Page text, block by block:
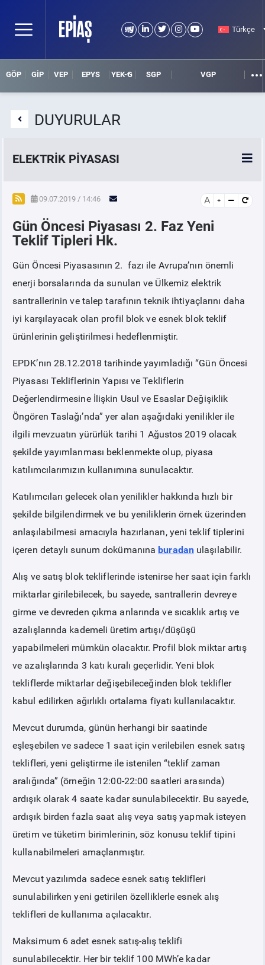
Türkçe
GÖP GİP VEP EPYS YEK-G SGP VGP
DUYURULAR
ELEKTRİK PİYASASI
SPOT ELEKTRİK PİYASALARI
ÖRNEK FİNANS BELGELERİ
VADELİ ELEKTRİK PİYASASI
PİYASAKAYIT SÜRECİ
SERBEST TÜKETİCİ
MALİ UZLAŞTIRMA
TEMİNAT
BÜLTENLER
DUYURULAR
BT HİZMET YÖNETİM SİSTEMİ POLİTİKAMIZ
09.07.2019 / 14:46 A
Gün Öncesi Piyasası 2. Faz Yeni
Teklif Tipleri Hk.
Gün Öncesi Piyasasının 2. fazı ile Avrupa’nın önemli
enerji borsalarında da sunulan ve Ülkemiz elektrik
santrallerinin ve talep tarafının teknik ihtiyaçlarını daha
iyi karşılayacak olan profil blok ve esnek blok teklif
ürünlerinin geliştirilmesi hedeflenmiştir.
EPDK’nın 28.12.2018 tarihinde yayımladığı “Gün Öncesi
Piyasası Tekliflerinin Yapısı ve Tekliflerin
Değerlendirmesine İlişkin Usul ve Esaslar Değişiklik
Öngören Taslağı’nda” yer alan aşağıdaki yenilikler ile
ilgili mevzuatın yürürlük tarihi 1 Ağustos 2019 olacak
şekilde yayımlanması beklenmekte olup, piyasa
katılımcılarımızın kullanımına sunulacaktır.
Katılımcıları gelecek olan yenilikler hakkında hızlı bir
şekilde bilgilendirmek ve bu yeniliklerin örnek üzerinden
anlaşılabilmesi amacıyla hazırlanan, yeni teklif tiplerini
içeren detaylı sunum dokümanınaburadanulaşılabilir.
Alış ve satış blok tekliflerinde istenirse her saat için farklı
miktarlar girilebilecek, bu sayede, santrallerin devreye
girme ve devreden çıkma anlarında ve sıcaklık artış ve
azalışlarında kademeli üretim artışı/düşüşü
yapabilmeleri mümkün olacaktır. Profil blok miktar artış
ve azalışlarında 3 katı kuralı geçerlidir. Yeni blok
tekliflerde miktarlar değişebileceğinden blok teklifler
kabul edilirken ağırlıklı ortalama fiyatı kullanılacaktır.
Mevcut durumda, günün herhangi bir saatinde
eşleşebilen ve sadece 1 saat için verilebilen esnek satış
teklifleri, yeni geliştirme ile istenilen “teklif zaman
aralığında” (örneğin 12:00-22:00 saatleri arasında)
ardışık olarak 4 saate kadar sunulabilecektir. Bu sayede,
ardışık birden fazla saat alış veya satış yapmak isteyen
üretim ve tüketim birimlerinin, söz konusu teklif tipini
kullanabilmeleri amaçlanmıştır.
Mevcut yazılımda sadece esnek satış teklifleri
sunulabilirken yeni getirilen özelliklerle esnek alış
teklifleri de kullanıma açılacaktır.
Maksimum 6 adet esnek satış-alış teklifi
sunulabilecektir. Her bir teklif 100 MWh’e kadar